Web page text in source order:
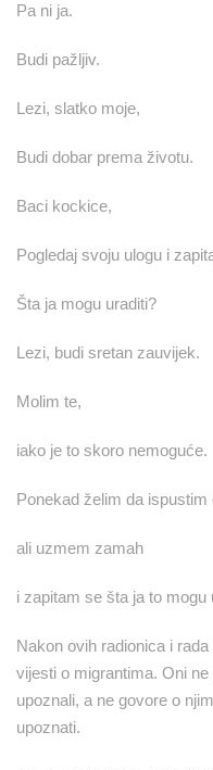
Pa ni ja.
Budi pažljiv.
Lezi, slatko moje,
Budi dobar prema životu.
Baci kockice,
Pogledaj svoju ulogu i
Šta ja mogu uraditi?
Lezi, budi sretan zauvijek.
Molim te,
iako je to skoro nemoguće.
Ponekad želim da ispustim
ali uzmem zamah
i zapitam se šta ja to mogu
Nakon ovih radionica i
vijesti o migrantima. Oni
upoznali, a ne govore o
upoznati.